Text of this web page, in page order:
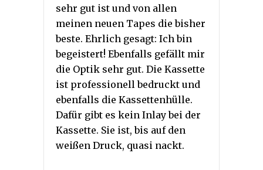
sehr gut ist und von allen
meinen neuen Tapes die bisher
beste. Ehrlich gesagt: Ich bin
begeistert! Ebenfalls gefällt mir
die Optik sehr gut. Die Kassette
ist professionell bedruckt und
ebenfalls die Kassettenhülle.
Dafür gibt es kein Inlay bei der
Kassette. Sie ist, bis auf den
weißen Druck, quasi nackt.